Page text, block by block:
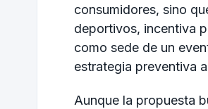
consumidores, sino
deportivos, incentiva
como sede de un
estrategia preventiva
Aunque la propuesta